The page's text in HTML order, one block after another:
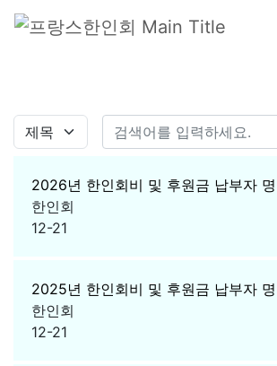
2026년 한인회비 및 후원금 납부자
한인회
12-21
2025년 한인회비 및 후원금 납부자
한인회
12-21